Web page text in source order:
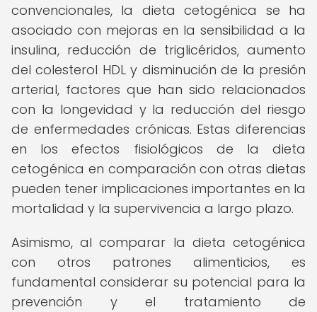
convencionales, la dieta cetogénica se ha
asociado con mejoras en la sensibilidad a la
insulina, reducción de triglicéridos, aumento
del colesterol HDL y disminución de la presión
arterial, factores que han sido relacionados
con la longevidad y la reducción del riesgo
de enfermedades crónicas. Estas diferencias
en los efectos fisiológicos de la dieta
cetogénica en comparación con otras dietas
pueden tener implicaciones importantes en la
mortalidad y la supervivencia a largo plazo.
Asimismo, al comparar la dieta cetogénica
con otros patrones alimenticios, es
fundamental considerar su potencial para la
prevención y el tratamiento de